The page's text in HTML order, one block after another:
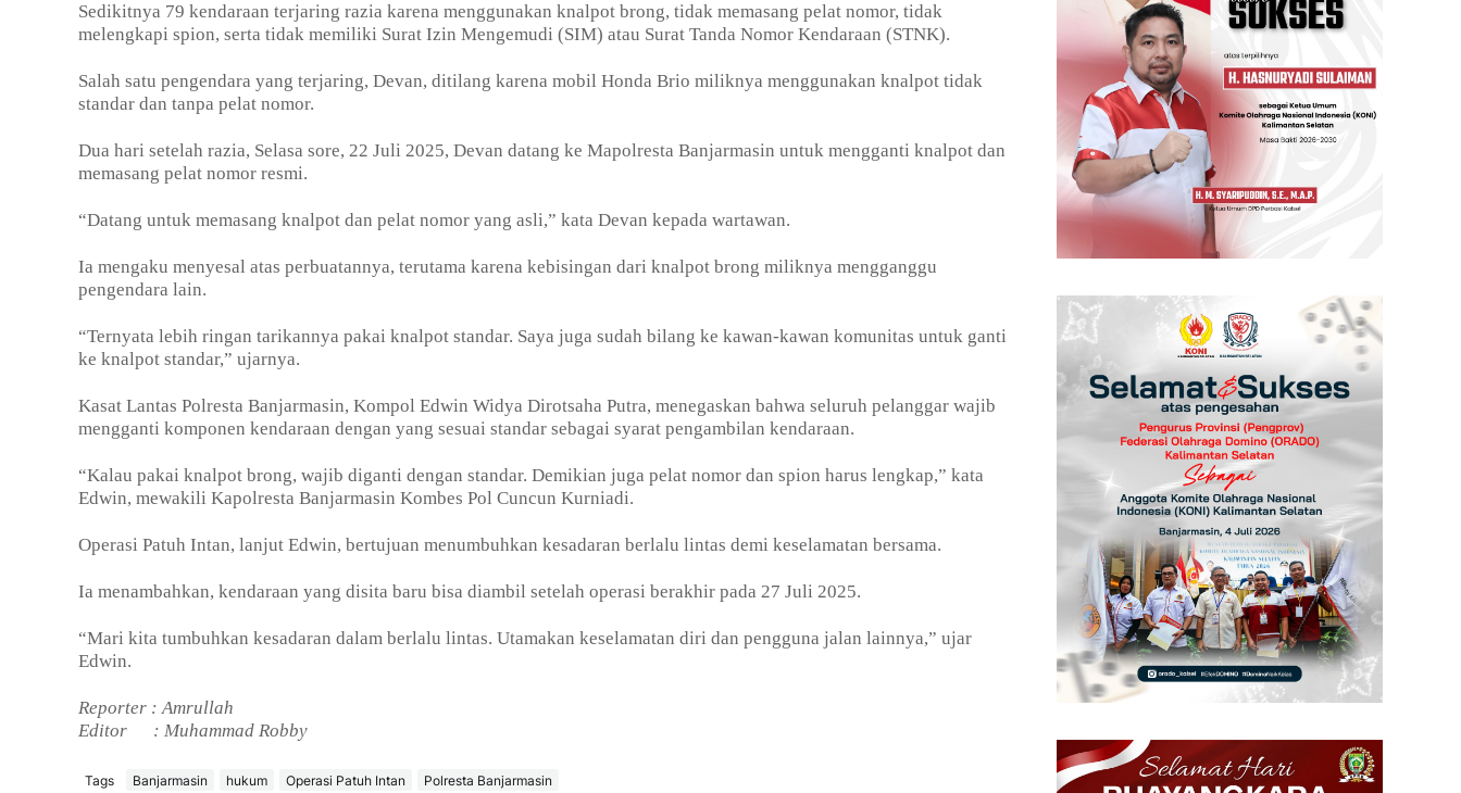
Sedikitnya 79 kendaraan terjaring razia karena menggunakan knalpot brong, tidak memasang pelat nomor, tidak
melengkapi spion, serta tidak memiliki Surat Izin Mengemudi (SIM) atau Surat Tanda Nomor Kendaraan (STNK).
Salah satu pengendara yang terjaring, Devan, ditilang karena mobil Honda Brio miliknya menggunakan knalpot tidak
standar dan tanpa pelat nomor.
Dua hari setelah razia, Selasa sore, 22 Juli 2025, Devan datang ke Mapolresta Banjarmasin untuk mengganti knalpot dan
memasang pelat nomor resmi.
“Datang untuk memasang knalpot dan pelat nomor yang asli,” kata Devan kepada wartawan.
Ia mengaku menyesal atas perbuatannya, terutama karena kebisingan dari knalpot brong miliknya mengganggu
pengendara lain.
“Ternyata lebih ringan tarikannya pakai knalpot standar. Saya juga sudah bilang ke kawan-kawan komunitas untuk ganti
ke knalpot standar,” ujarnya.
Kasat Lantas Polresta Banjarmasin, Kompol Edwin Widya Dirotsaha Putra, menegaskan bahwa seluruh pelanggar wajib
mengganti komponen kendaraan dengan yang sesuai standar sebagai syarat pengambilan kendaraan.
“Kalau pakai knalpot brong, wajib diganti dengan standar. Demikian juga pelat nomor dan spion harus lengkap,” kata
Edwin, mewakili Kapolresta Banjarmasin Kombes Pol Cuncun Kurniadi.
Operasi Patuh Intan, lanjut Edwin, bertujuan menumbuhkan kesadaran berlalu lintas demi keselamatan bersama.
Ia menambahkan, kendaraan yang disita baru bisa diambil setelah operasi berakhir pada 27 Juli 2025.
“Mari kita tumbuhkan kesadaran dalam berlalu lintas. Utamakan keselamatan diri dan pengguna jalan lainnya,” ujar
Edwin.
Reporter : Amrullah
Editor
: Muhammad Robby
Tags Banjarmasin hukum Operasi Patuh Intan Polresta Banjarmasin